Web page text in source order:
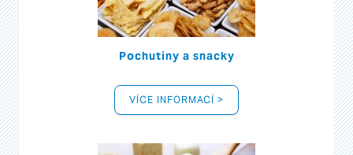
Pochutiny a snacky
VÍCE INFORMACÍ >